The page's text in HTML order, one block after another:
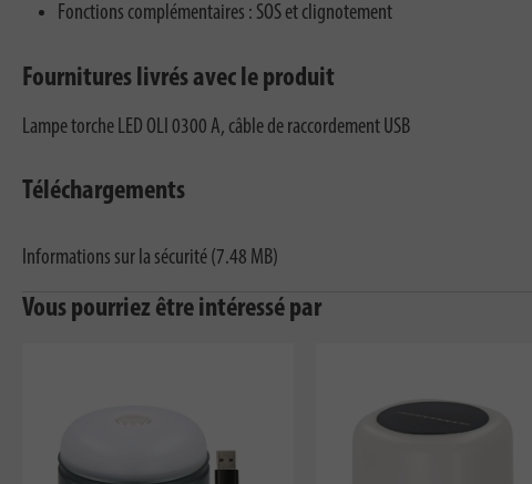
Fonctions complémentaires : SOS et clignotement
Fournitures livrés avec le produit
Lampe torche LED OLI 0300 A, câble de raccordement USB
Téléchargements
Informations sur la sécurité (7.48 MB)
Vous pourriez être intéressé par